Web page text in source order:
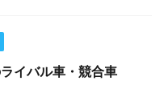
イバル車・競合車